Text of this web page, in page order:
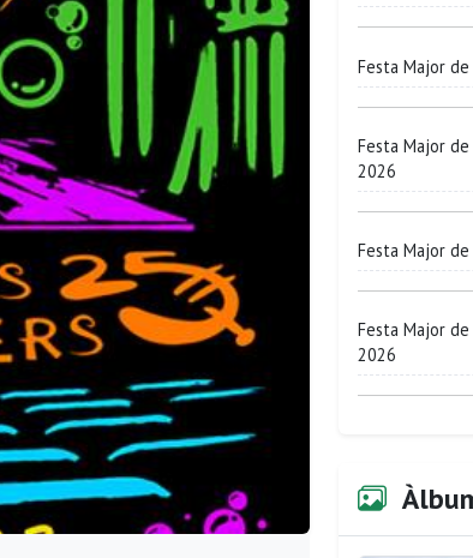
Festa Major
Festa Major
2026
Festa Major
Festa Major
2026